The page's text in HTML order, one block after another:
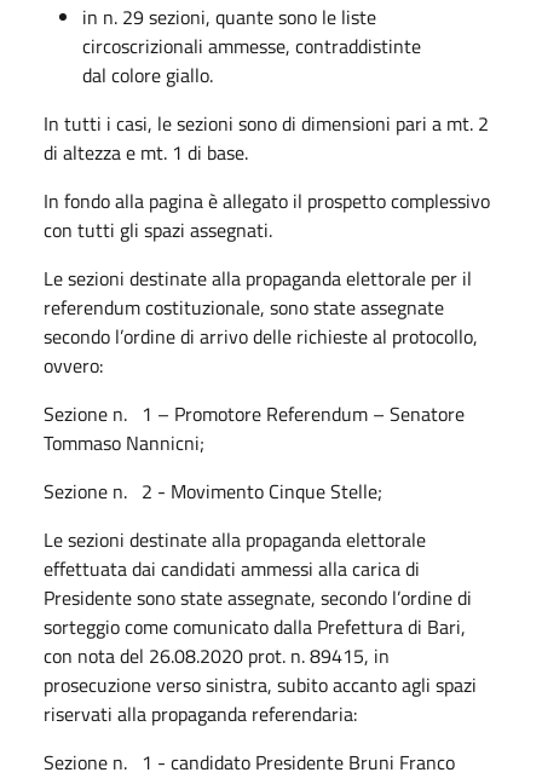
in n. 29 sezioni, quante sono le liste
circoscrizionali ammesse, contraddistinte
dal colore giallo.
In tutti i casi, le sezioni sono di dimensioni pari a mt. 2
di altezza e mt. 1 di base.
In fondo alla pagina è allegato il prospetto complessivo
con tutti gli spazi assegnati.
Le sezioni destinate alla propaganda elettorale per il
referendum costituzionale, sono state assegnate
secondo l’ordine di arrivo delle richieste al protocollo,
ovvero:
Sezione n. 1 – Promotore Referendum – Senatore
Tommaso Nannicni;
Sezione n. 2 - Movimento Cinque Stelle;
Le sezioni destinate alla propaganda elettorale
effettuata dai candidati ammessi alla carica di
Presidente sono state assegnate, secondo l’ordine di
sorteggio come comunicato dalla Prefettura di Bari,
con nota del 26.08.2020 prot. n. 89415, in
prosecuzione verso sinistra, subito accanto agli spazi
riservati alla propaganda referendaria:
Sezione n. 1 - candidato Presidente Bruni Franco